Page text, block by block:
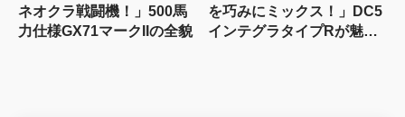
ネオクラ戦闘機！」500馬
力仕様GX71マークIIの全貌
を巧みにミックス！」DC5
インテグラタイプRが魅せ